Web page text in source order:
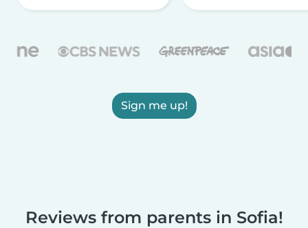
Sign me up!
Reviews from parents in Sofia!